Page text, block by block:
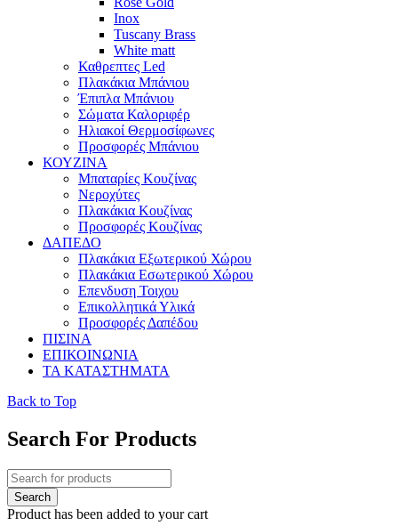
Inox
Tuscany Brass
White matt
Καθρεπτες Led
Πλακάκια Μπάνιου
Έπιπλα Μπάνιου
Σώματα Καλοριφέρ
Ηλιακοί Θερμοσίφωνες
Προσφορές Μπάνιου
ΚΟΥΖΙΝΑ
Μπαταρίες Κουζίνας
Νεροχύτες
Πλακάκια Κουζίνας
Προσφορές Κουζίνας
ΔΑΠΕΔΟ
Πλακάκια Εξωτερικού Χώρου
Πλακάκια Εσωτερικού Χώρου
Επενδυση Τοιχου
Επικολλητικά Υλικά
Προσφορές Δαπέδου
ΠΙΣΙΝΑ
ΕΠΙΚΟΙΝΩΝΙΑ
ΤΑ ΚΑΤΑΣΤΗΜΑΤΑ
Back to Top
Search For Products
Product has been added to your cart